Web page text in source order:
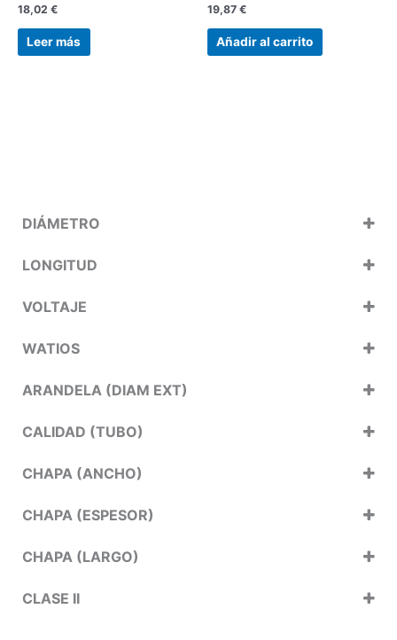
DIÁMETRO
LONGITUD
VOLTAJE
WATIOS
ARANDELA (DIAM EXT)
CALIDAD (TUBO)
CHAPA (ANCHO)
CHAPA (ESPESOR)
CHAPA (LARGO)
CLASE II
18,02 €
Leer más
19,87 €
Añadir al carrito